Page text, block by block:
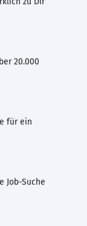
20.000
für ein
Job-Suche